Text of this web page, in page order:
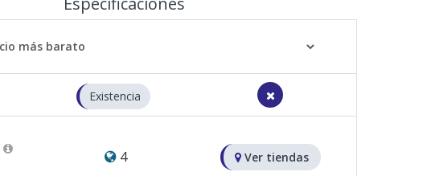
Existencia
4 Ver tiendas